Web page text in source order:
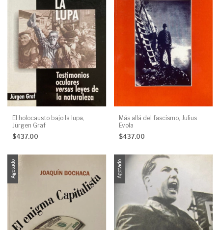
El holocausto bajo la lupa,
Jürgen Graf
$437.00
Más allá del fascismo, Julius
Evola
$437.00
Agotado Agotado